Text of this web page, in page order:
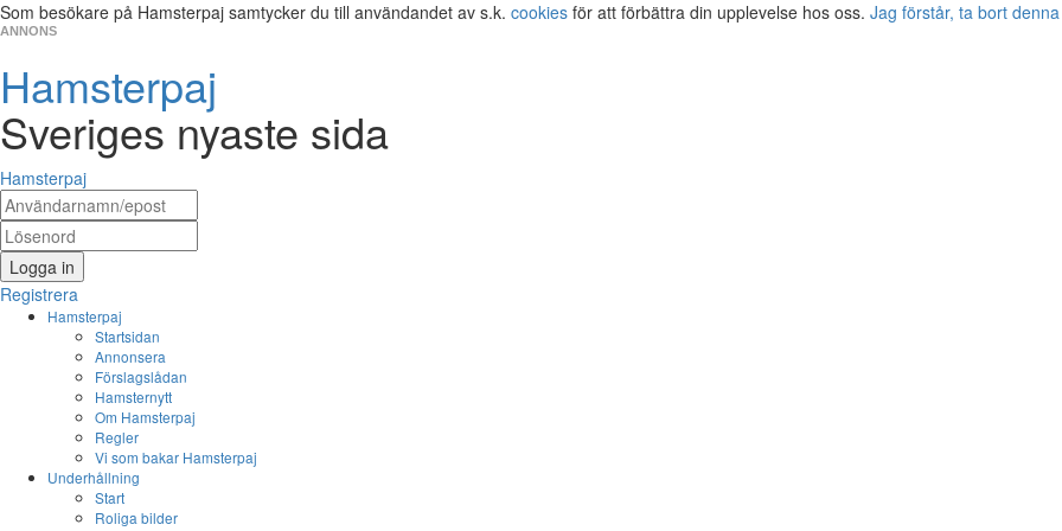
Som besökare på Hamsterpaj samtycker du till användandet av s.k. cookies för att förbättra din upplevelse hos oss. Jag förstår, ta bort
ANNONS
Hamsterpaj
Sveriges nyaste sida
Hamsterpaj
Logga in
Registrera
Hamsterpaj
Startsidan
Annonsera
Förslagslådan
Hamsternytt
Om Hamsterpaj
Regler
Vi som bakar Hamsterpaj
Underhållning
Start
Roliga bilder